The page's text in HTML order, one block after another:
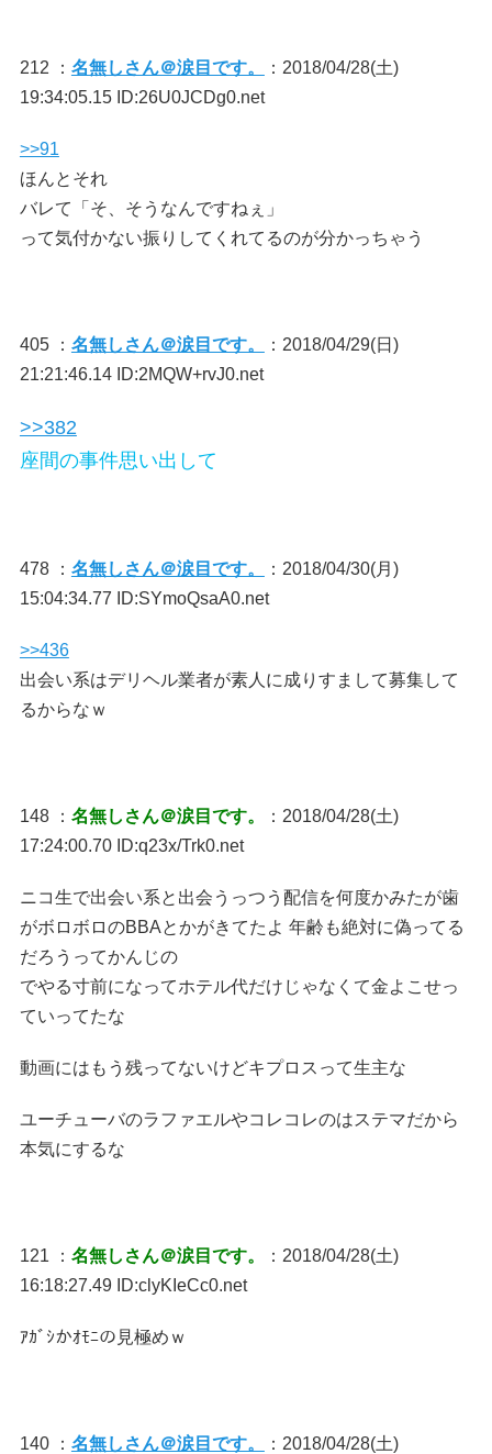
212 ： 名無しさん＠涙目です。
：2018/04/28(土)
19:34:05.15 ID:26U0JCDg0.net
>>91
ほんとそれ
バレて「そ、そうなんですねぇ」
って気付かない振りしてくれてるのが分かっちゃう
405 ： 名無しさん＠涙目です。
：2018/04/29(日)
21:21:46.14 ID:2MQW+rvJ0.net
>>382
座間の事件思い出して
478 ： 名無しさん＠涙目です。
：2018/04/30(月)
15:04:34.77 ID:SYmoQsaA0.net
>>436
出会い系はデリヘル業者が素人に成りすまして募集して
るからなｗ
148 ： 名無しさん＠涙目です。
：2018/04/28(土)
17:24:00.70 ID:q23x/Trk0.net
ニコ生で出会い系と出会うっつう配信を何度かみたが歯
がボロボロのBBAとかがきてたよ 年齢も絶対に偽ってる
だろうってかんじの
でやる寸前になってホテル代だけじゃなくて金よこせっ
ていってたな
動画にはもう残ってないけどキプロスって生主な
ユーチューバのラファエルやコレコレのはステマだから
本気にするな
121 ： 名無しさん＠涙目です。
：2018/04/28(土)
16:18:27.49 ID:clyKIeCc0.net
ｱｶﾞｼかｵﾓﾆの見極めｗ
140 ： 名無しさん＠涙目です。
：2018/04/28(土)